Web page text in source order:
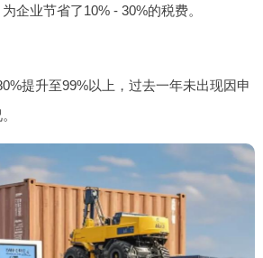
企业节省了10% - 30%的税费。
提升至99%以上，过去一年未出现因申